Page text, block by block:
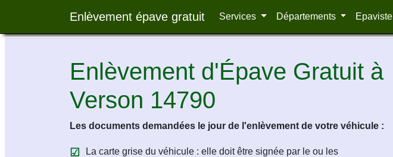
Enlèvement épave gratuit Services Départements Epaviste
Enlèvement d'Épave Gratuit à
Verson 14790
Les documents demandées le jour de l'enlèvement de votre véhicule :
La carte grise du véhicule : elle doit être signée par le ou les